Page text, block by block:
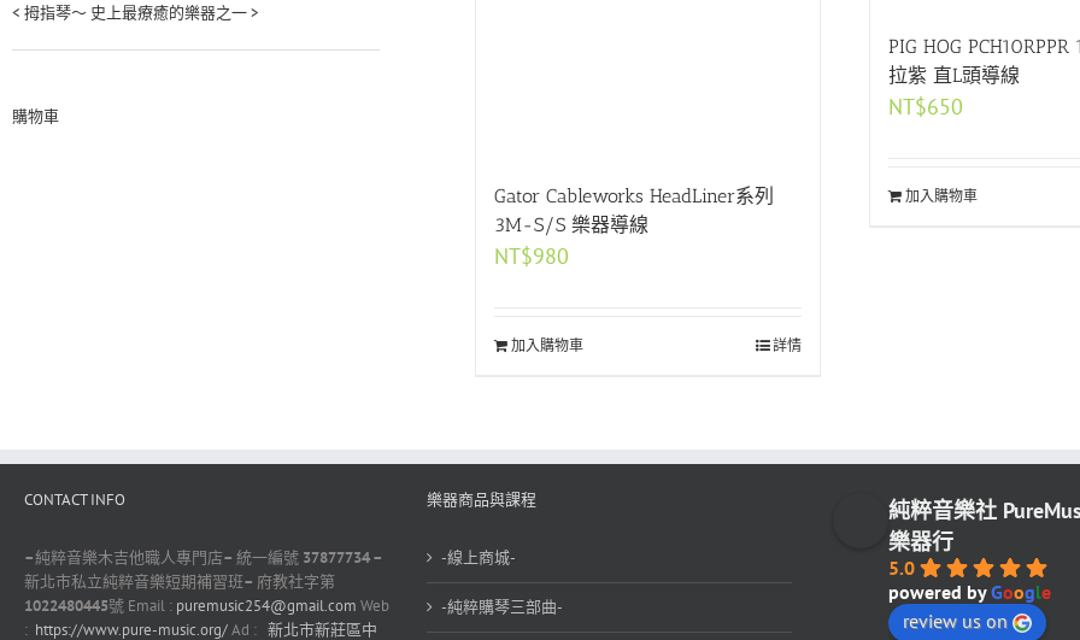
Gator Cableworks HeadLiner系列
3M-S/S 樂器導線
NT$980
加入購物車 詳情
PIG HOG
拉紫 直L頭導線
NT$650
加入購物車
< 拇指琴～ 史上最療癒的樂器之一 >
購物車
CONTACT INFO
–純粹音樂木吉他職人專門店– 統一編號 37877734 –
新北市私立純粹音樂短期補習班– 府教社字第
1022480445號 Email : puremusic254@gmail.com Web
: https://www.pure-music.org/Ad : 新北市新莊區中
樂器商品與課程
-線上商城-
-純粹購琴三部曲-
純粹音樂社
樂器行
5.0
powered byGoogle
review us on